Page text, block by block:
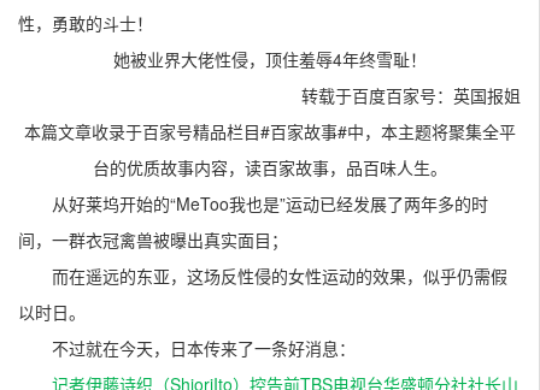
性，勇敢的斗士！
她被业界大佬性侵，顶住羞辱4年终雪耻！
转载于百度百家号：英国报姐
本篇文章收录于百家号精品栏目#百家故事#中，本主题将聚集全平
台的优质故事内容，读百家故事，品百味人生。
从好莱坞开始的“MeToo我也是”运动已经发展了两年多的时
间，一群衣冠禽兽被曝出真实面目；
而在遥远的东亚，这场反性侵的女性运动的效果，似乎仍需假
以时日。
不过就在今天，日本传来了一条好消息：
记者伊藤诗织（ShioriIto）控告前TBS电视台华盛顿分社社长山